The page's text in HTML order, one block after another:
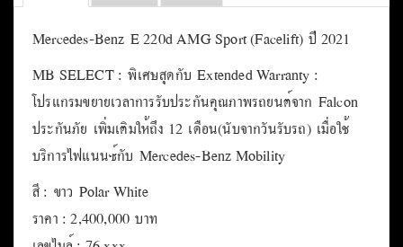
ข้อมูลรถยนต์ ข้อมูลจำเพาะ อุปกรณ์เสริม
Mercedes-Benz E 220d AMG Sport (Facelift) ปี 2021
MB SELECT : พิเศษสุดกับ Extended Warranty :